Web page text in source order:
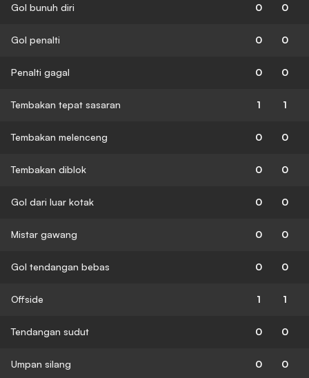
Gol bunuh diri 0 0
Gol penalti 0 0
Penalti gagal 0 0
Tembakan tepat sasaran 1 1
Tembakan melenceng 0 0
Tembakan diblok 0 0
Gol dari luar kotak 0 0
Mistar gawang 0 0
Gol tendangan bebas 0 0
Offside 1 1
Tendangan sudut 0 0
Umpan silang 0 0